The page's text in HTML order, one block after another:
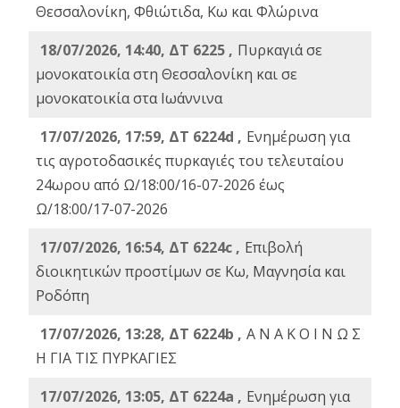
Θεσσαλονίκη, Φθιώτιδα, Κω και Φλώρινα
18/07/2026, 14:40, ΔΤ 6225 , Πυρκαγιά σε
μονοκατοικία στη Θεσσαλονίκη και σε
μονοκατοικία στα Ιωάννινα
17/07/2026, 17:59, ΔΤ 6224d , Ενημέρωση για
τις αγροτοδασικές πυρκαγιές του τελευταίου
24ωρου από Ω/18:00/16-07-2026 έως
Ω/18:00/17-07-2026
17/07/2026, 16:54, ΔΤ 6224c , Επιβολή
διοικητικών προστίμων σε Κω, Μαγνησία και
Ροδόπη
17/07/2026, 13:28, ΔΤ 6224b , Α Ν Α Κ Ο Ι Ν Ω Σ
Η ΓΙΑ ΤΙΣ ΠΥΡΚΑΓΙΕΣ
17/07/2026, 13:05, ΔΤ 6224a , Ενημέρωση για